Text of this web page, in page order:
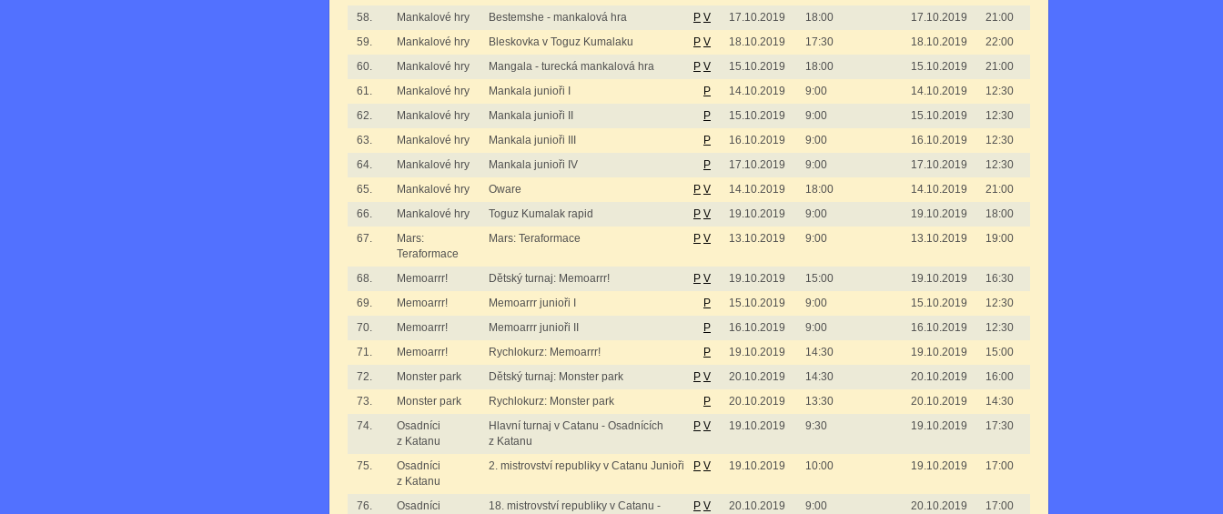
58.
Mankalové hry Bestemshe - mankalová hra P V 17.10.2019 18:00 17.10.2019
21:00
59.
Mankalové hry Bleskovka v Toguz Kumalaku P V 18.10.2019 17:30 18.10.2019
22:00
60.
Mankalové hry Mangala - turecká mankalová hra P V 15.10.2019 18:00 15.10.2019
21:00
61.
Mankalové hry Mankala junioři I P 14.10.2019 9:00 14.10.2019
12:30
62.
Mankalové hry Mankala junioři II P 15.10.2019 9:00 15.10.2019
12:30
63.
Mankalové hry Mankala junioři III P 16.10.2019 9:00 16.10.2019
12:30
64.
Mankalové hry Mankala junioři IV P 17.10.2019 9:00 17.10.2019
12:30
65.
Mankalové hry Oware P V 14.10.2019 18:00 14.10.2019
21:00
66.
Mankalové hry Toguz Kumalak rapid P V 19.10.2019 9:00 19.10.2019
18:00
67.
Mars:
Teraformace
Mars: Teraformace P V 13.10.2019 9:00 13.10.2019 19:00
68. Memoarrr! Dětský turnaj: Memoarrr! P V 19.10.2019 15:00 19.10.2019
16:30
69.
Memoarrr! Memoarrr junioři I P 15.10.2019 9:00 15.10.2019
12:30
70.
Memoarrr! Memoarrr junioři II P 16.10.2019 9:00 16.10.2019
12:30
71.
Memoarrr! Rychlokurz: Memoarrr! P 19.10.2019 14:30 19.10.2019
15:00
72.
Monster park Dětský turnaj: Monster park P V 20.10.2019 14:30 20.10.2019
16:00
73.
Monster park Rychlokurz: Monster park P 20.10.2019 13:30 20.10.2019
14:30
74.
Osadníci
z Katanu
Hlavní turnaj v Catanu - Osadnících
z Katanu
P V 19.10.2019 9:30 19.10.2019 17:30
75.
Osadníci
z Katanu
2. mistrovství republiky v Catanu Junioři P V 19.10.2019 10:00 19.10.2019 17:00
76.
Osadníci
18. mistrovství republiky v Catanu -
P V 20.10.2019 9:00 20.10.2019 17:00